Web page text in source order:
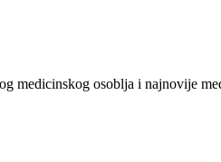
medicinskog osoblja i najnovije